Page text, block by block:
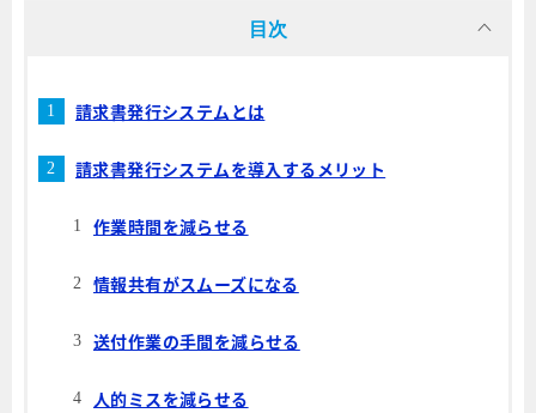
目次
請求書発行システムとは
請求書発行システムを導入するメリット
作業時間を減らせる
情報共有がスムーズになる
送付作業の手間を減らせる
人的ミスを減らせる